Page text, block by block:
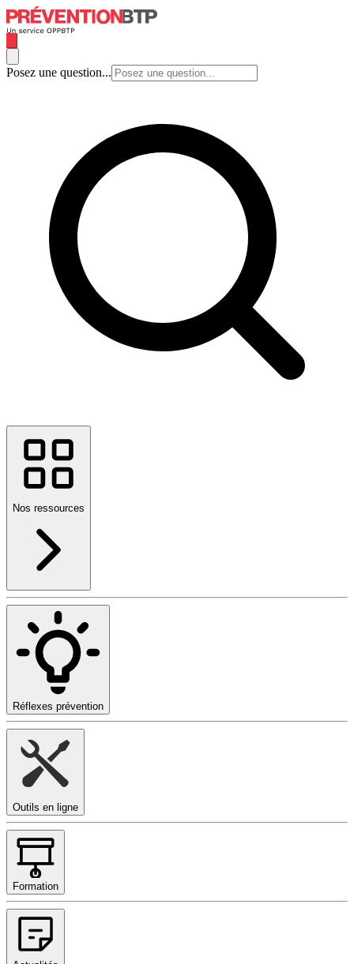
Posez une question...
Nos ressources
Réflexes prévention
Outils en ligne
Formation